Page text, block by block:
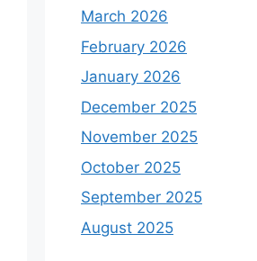
March 2026
February 2026
January 2026
December 2025
November 2025
October 2025
September 2025
August 2025